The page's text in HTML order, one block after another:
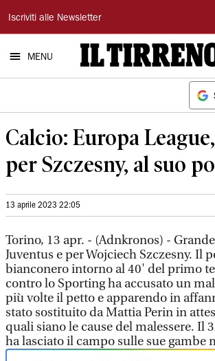
Il
Tirreno
Iscriviti alle Newsletter
MENU
Calcio: Europa
per Szczesny, al suo
13 aprile 2023 22:05
Torino, 13 apr. - (Adnkronos) -
Juventus e per Wojciech Szczesny. Il
bianconero intorno al 40' del primo
contro lo Sporting ha accusato un
più volte il petto e apparendo in
stato sostituito da Mattia Perin in
quali siano le cause del malessere. Il
ha lasciato il campo sulle sue gambe